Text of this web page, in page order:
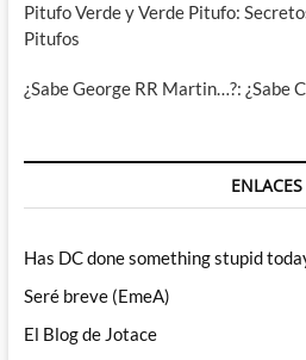
Pitufo Verde y Verde Pitufo:
Pitufos
¿Sabe George RR Martin…?: ¿Sabe
ENLACES
Has DC done something stupid
Seré breve (EmeA)
El Blog de Jotace